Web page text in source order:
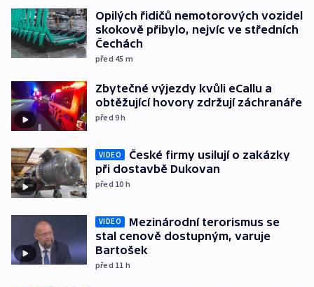
Opilých řidičů nemotorových vozidel
skokově přibylo, nejvíc ve středních
Čechách
před 45 m
Zbytečné výjezdy kvůli eCallu a
obtěžující hovory zdržují záchranáře
před 9h
VIDEO
České firmy usilují o zakázky
při dostavbě Dukovan
před 10 h
VIDEO
Mezinárodní terorismus se
stal cenově dostupným, varuje
Bartošek
před 11 h